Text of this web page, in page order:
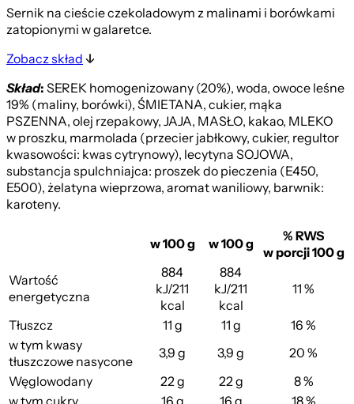
Sernik na cieście czekoladowym z malinami i borówkami
zatopionymi w galaretce.
Zobacz skład
Skład:SEREK homogenizowany (20%), woda, owoce leśne
19% (maliny, borówki), ŚMIETANA, cukier, mąka
PSZENNA, olej rzepakowy, JAJA, MASŁO, kakao, MLEKO
w proszku, marmolada (przecier jabłkowy, cukier, regultor
kwasowości: kwas cytrynowy), lecytyna SOJOWA,
substancja spulchniajca: proszek do pieczenia (E450,
E500), żelatyna wieprzowa, aromat waniliowy, barwnik:
karoteny.
w 100 g w 100 g
% RWS
w porcji 100 g
Wartość
energetyczna
884
kJ/211
kcal
884
kJ/211
kcal
11 %
Tłuszcz 11 g 11 g
16 %
w tym kwasy
tłuszczowe nasycone
3,9 g 3,9 g
20 %
Węglowodany
22 g 22 g
8 %